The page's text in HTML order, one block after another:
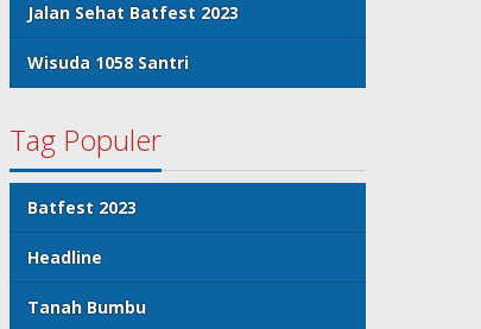
Jalan Sehat Batfest 2023
Wisuda 1058 Santri
Tag Populer
Batfest 2023
Headline
Tanah Bumbu